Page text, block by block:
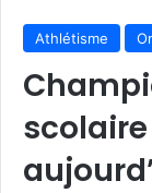
Athlétisme